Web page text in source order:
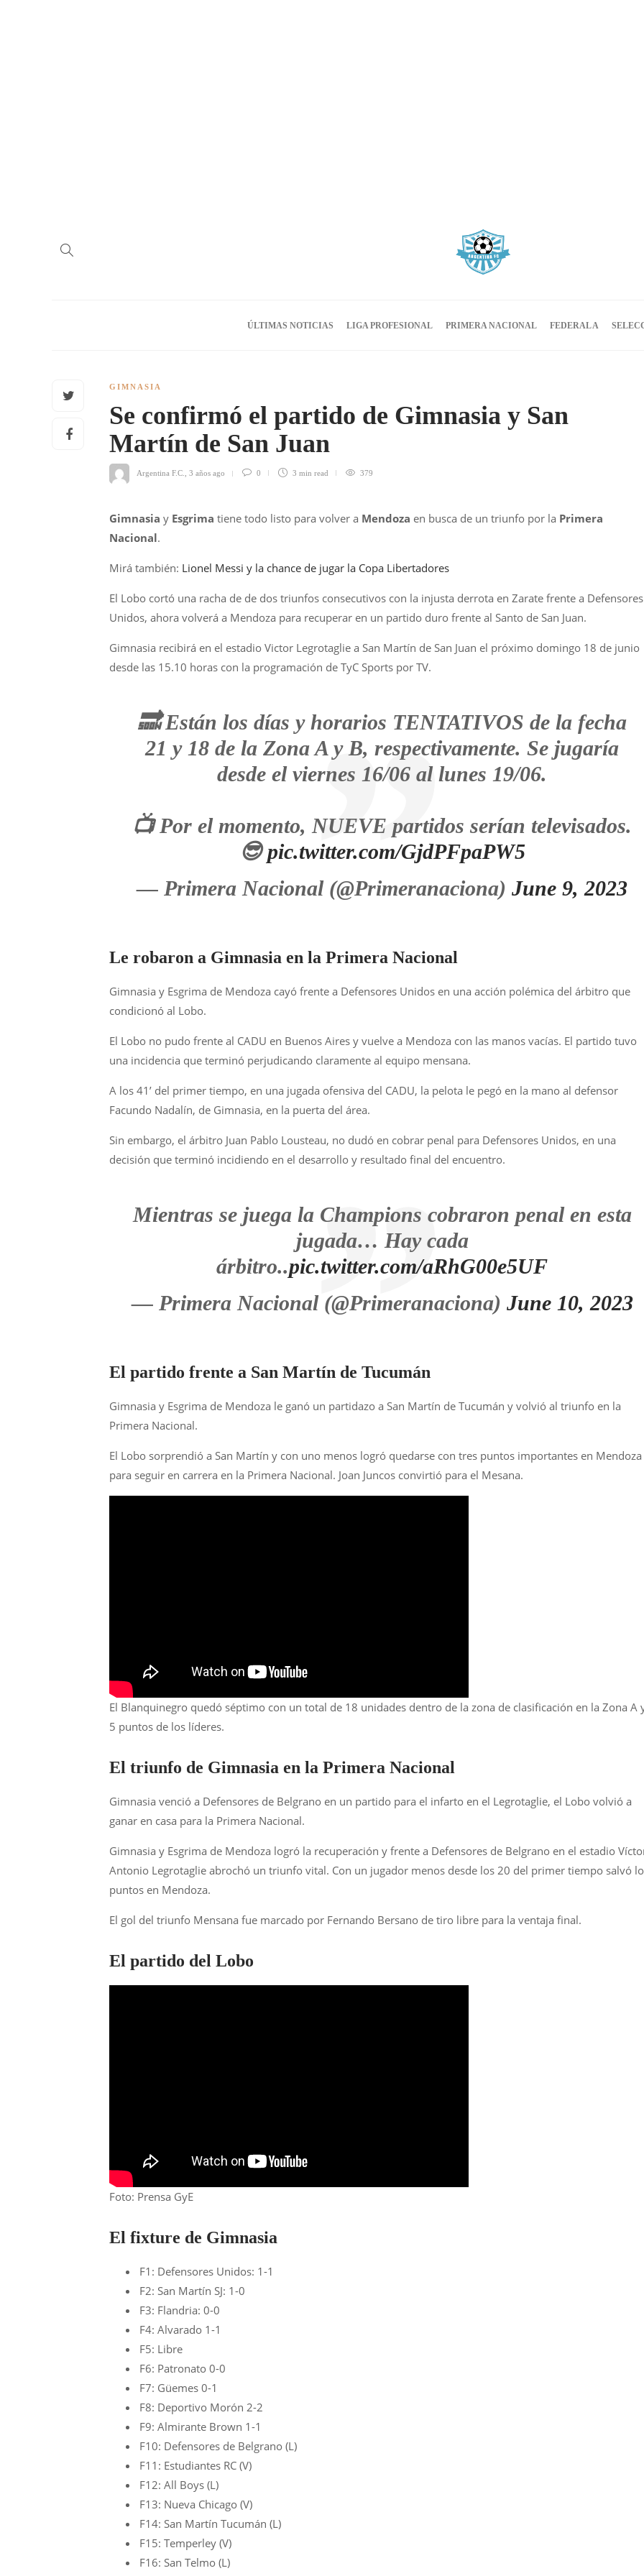
ÚLTIMAS NOTICIAS LIGA PROFESIONAL PRIMERA NACIONAL FEDERAL A
GIMNASIA
Se confirmó el partido de Gimnasia y San
Martín de San Juan
Argentina F.C. 3 años ago 0 3 min read 379
Gimnasia y Esgrima tiene todo listo para volver a Mendoza en busca de un triunfo por la Primera
Nacional.
Mirá también: Lionel Messi y la chance de jugar la Copa Libertadores
El Lobo cortó una racha de de dos triunfos consecutivos con la injusta derrota en Zarate frente a Defensores
Unidos, ahora volverá a Mendoza para recuperar en un partido duro frente al Santo de San Juan.
Gimnasia recibirá en el estadio Victor Legrotaglie a San Martín de San Juan el próximo domingo 18 de junio
desde las 15.10 horas con la programación de TyC Sports por TV.
🔜 Están los días y horarios TENTATIVOS de la fecha
21 y 18 de la Zona A y B, respectivamente. Se jugaría
desde el viernes 16/06 al lunes 19/06.
📺 Por el momento, NUEVE partidos serían televisados.
😎pic.twitter.com/GjdPFpaPW5
— Primera Nacional (@Primeranaciona)June 9, 2023
Le robaron a Gimnasia en la Primera Nacional
Gimnasia y Esgrima de Mendoza cayó frente a Defensores Unidos en una acción polémica del árbitro que
condicionó al Lobo.
El Lobo no pudo frente al CADU en Buenos Aires y vuelve a Mendoza con las manos vacías. El partido tuvo
una incidencia que terminó perjudicando claramente al equipo mensana.
A los 41’ del primer tiempo, en una jugada ofensiva del CADU, la pelota le pegó en la mano al defensor
Facundo Nadalín, de Gimnasia, en la puerta del área.
Sin embargo, el árbitro Juan Pablo Lousteau, no dudó en cobrar penal para Defensores Unidos, en una
decisión que terminó incidiendo en el desarrollo y resultado final del encuentro.
Mientras se juega la Champions cobraron penal en esta
jugada… Hay cada
árbitro..pic.twitter.com/aRhG00e5UF
— Primera Nacional (@Primeranaciona) June 10, 2023
El partido frente a San Martín de Tucumán
Gimnasia y Esgrima de Mendoza le ganó un partidazo a San Martín de Tucumán y volvió al triunfo en la
Primera Nacional.
El Lobo sorprendió a San Martín y con uno menos logró quedarse con tres puntos importantes en Mendoza
para seguir en carrera en la Primera Nacional. Joan Juncos convirtió para el Mesana.
El Blanquinegro quedó séptimo con un total de 18 unidades dentro de la zona de clasificación en la Zona A
5 puntos de los líderes.
El triunfo de Gimnasia en la Primera Nacional
Gimnasia venció a Defensores de Belgrano en un partido para el infarto en el Legrotaglie, el Lobo volvió a
ganar en casa para la Primera Nacional.
Gimnasia y Esgrima de Mendoza logró la recuperación y frente a Defensores de Belgrano en el estadio
Antonio Legrotaglie abrochó un triunfo vital. Con un jugador menos desde los 20 del primer tiempo salvó
puntos en Mendoza.
El gol del triunfo Mensana fue marcado por Fernando Bersano de tiro libre para la ventaja final.
El partido del Lobo
Foto: Prensa GyE
El fixture de Gimnasia
F1: Defensores Unidos: 1-1
F2: San Martín SJ: 1-0
F3: Flandria: 0-0
F4: Alvarado 1-1
F5: Libre
F6: Patronato 0-0
F7: Güemes 0-1
F8: Deportivo Morón 2-2
F9: Almirante Brown 1-1
F10: Defensores de Belgrano (L)
F11: Estudiantes RC (V)
F12: All Boys (L)
F13: Nueva Chicago (V)
F14: San Martín Tucumán (L)
F15: Temperley (V)
F16: San Telmo (L)